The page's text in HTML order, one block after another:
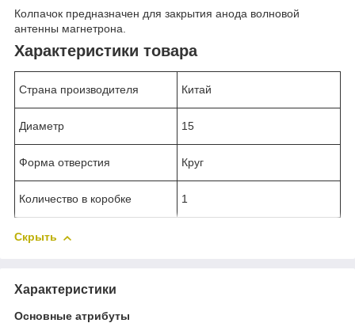
Колпачок предназначен для закрытия анода волновой
антенны магнетрона.
Характеристики товара
Страна производителя Китай
Диаметр 15
Форма отверстия Круг
Количество в коробке 1
Скрыть
Характеристики
Основные атрибуты